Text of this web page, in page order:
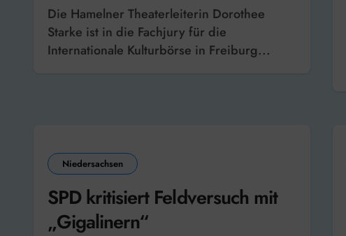
Die Hamelner Theaterleiterin Dorothee
Starke ist in die Fachjury für die
Internationale Kulturbörse in Freiburg...
Niedersachsen
SPD kritisiert Feldversuch mit
„Gigalinern“